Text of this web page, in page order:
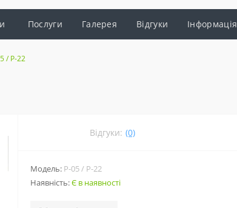
Послуги Галерея Відгуки Інформація
/ Р-22
Відгуки: (0)
Модель: Р-05 / Р-22
Наявність:Є в наявності